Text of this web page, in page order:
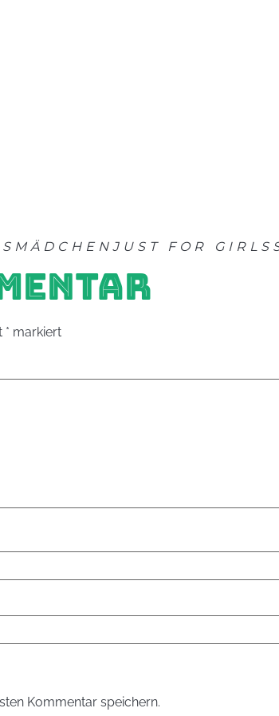
MÄDCHEN JUST FOR GIRLS
* markiert
Kommentar speichern.